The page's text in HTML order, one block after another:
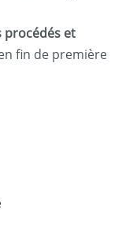
procédés et
fin de première